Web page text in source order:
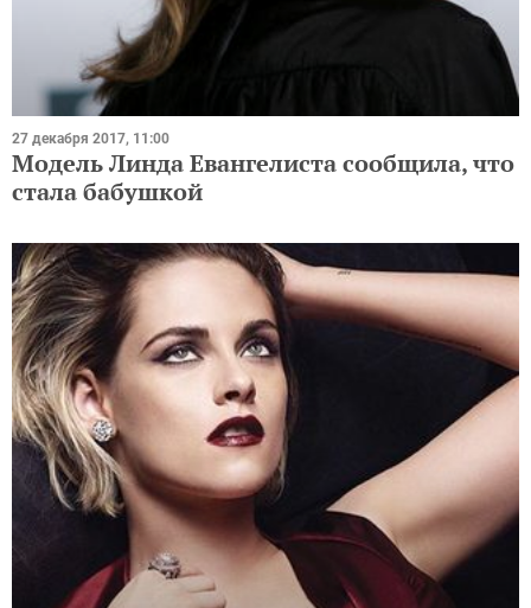
27 декабря 2017, 11:00
Модель Линда Евангелиста сообщила, что
стала бабушкой